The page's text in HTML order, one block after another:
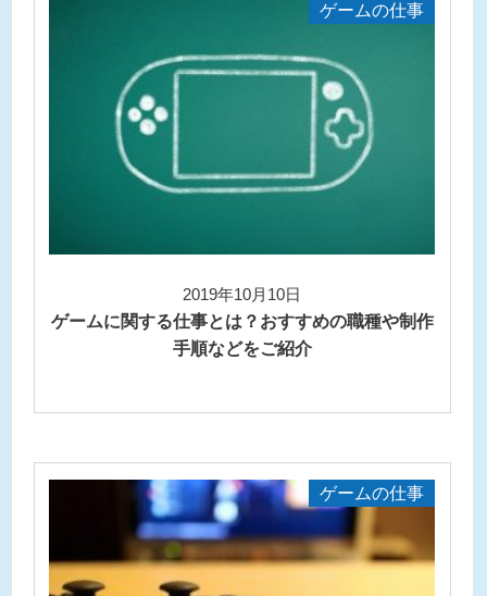
ゲームの仕事
2019年10月10日
ゲームに関する仕事とは？おすすめの職種や制作
手順などをご紹介
ゲームの仕事